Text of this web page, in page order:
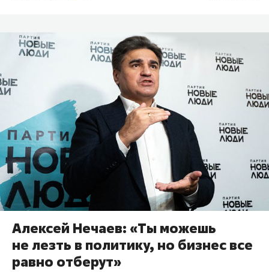
Алексей Нечаев: «Ты можешь
не лезть в политику, но бизнес все
равно отберут»